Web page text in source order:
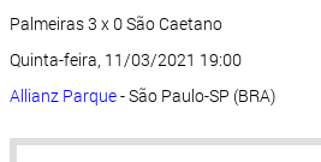
Palmeiras 3 x 0 São Caetano
Quinta-feira, 11/03/2021 19:00
Allianz Parque- São Paulo-SP (BRA)